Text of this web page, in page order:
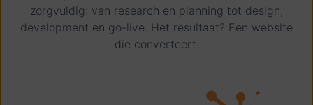
zorgvuldig: van research en planning tot design,
development en go-live. Het resultaat? Een website
die converteert.